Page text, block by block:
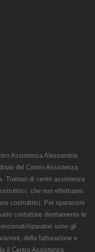
Assistenza Alessandria
del Centro Assistenza
Trattasi di centri assistenza
che non effettuano
costruttrici. Per riparazioni
contattare direttamente le
riparatori sono gli
della fatturazione e
il Centro Assistenza